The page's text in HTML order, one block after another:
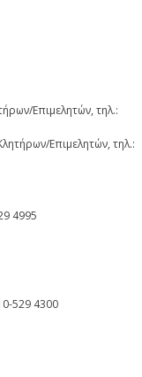
Επιμελητών, τηλ.:
Επιμελητών, τηλ.:
4995
529 4300